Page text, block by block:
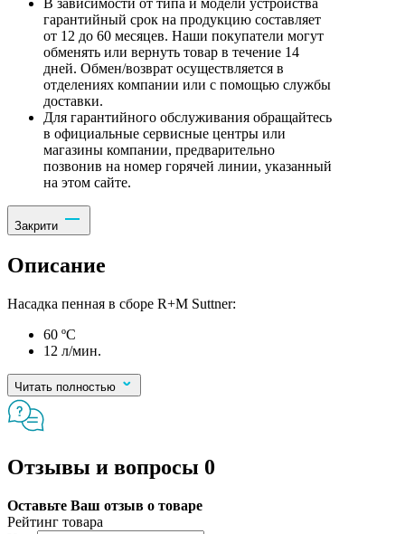
гарантийный срок на продукцию составляет
от 12 до 60 месяцев. Наши покупатели могут
обменять или вернуть товар в течение 14
дней. Обмен/возврат осуществляется в
отделениях компании или с помощью службы
доставки.
Для гарантийного обслуживания обращайтесь
в официальные сервисные центры или
магазины компании, предварительно
позвонив на номер горячей линии, указанный
на этом сайте.
Закрити
Описание
Насадка пенная в сборе R+M Suttner:
60 ºC
12 л/мин.
Читать полностью
Отзывы и вопросы 0
Оставьте Ваш отзыв о товаре
Рейтинг товара